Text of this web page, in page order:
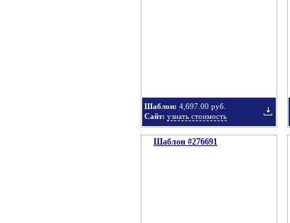
Шаблон: 4,697.00 руб.
Сайт: узнать стоимость
Шаблон #276691